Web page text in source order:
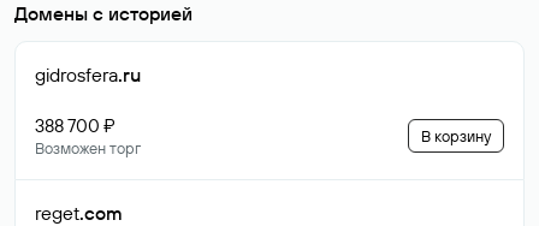
Домены с историей
gidrosfera.ru
388 700 ₽
Возможен торг
В корзину
reget.com